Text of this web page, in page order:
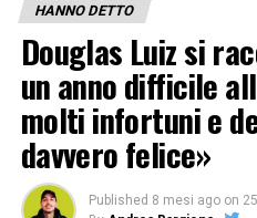
HANNO DETTO
Douglas Luiz si
un anno difficile
molti infortuni e
davvero felice»
Published 8 mesi ago on